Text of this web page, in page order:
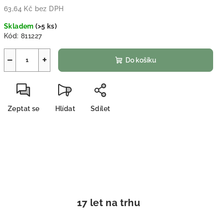
63,64 Kč bez DPH
Skladem(>5 ks)
Kód: 811227
+
− Do košíku
Zeptat se Hlídat Sdílet
17 let na trhu